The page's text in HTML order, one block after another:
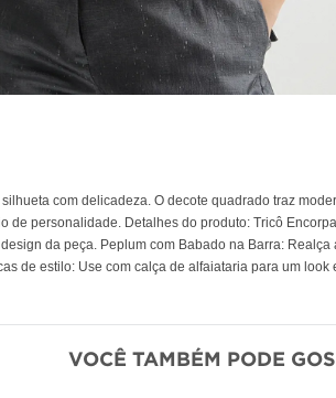
com delicadeza. O decote quadrado traz
personalidade. Detalhes do produto: Tricô
da peça. Peplum com Babado na Barra:
de estilo: Use com calça de alfaiataria para um
VOCÊ TAMBÉM PODE